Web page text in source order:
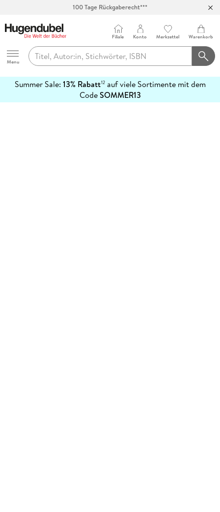
100 Tage Rückgaberecht***
Hugendubel
Menu
Filiale Konto Merkzettel Warenkorb
Summer Sale: 13% Rabatt12auf viele Sortimente mit dem
CodeSOMMER13
erfahren